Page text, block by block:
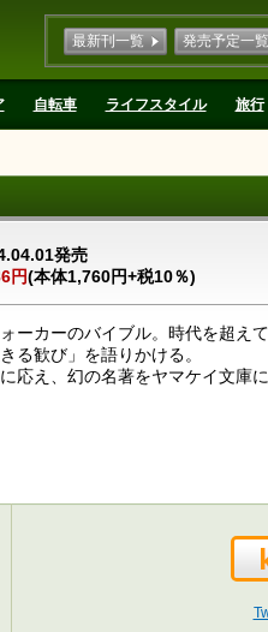
最新刊一覧 発売予定一覧
自転車 ライフスタイル 旅行
発売
円(本体1,760円+税10％)
ーカーのバイブル。時代を超え
る歓び」を語りかける。
応え、幻の名著をヤマケイ文庫